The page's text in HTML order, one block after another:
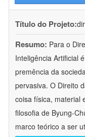
Título do Projeto:
Resumo: Para o
Inteligência Artificial
premência da
pervasiva. O Direito
coisa física, material
filosofia de Byung-
marco teórico a ser